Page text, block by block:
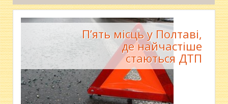
П’ять місць у Полтаві,
де найчастіше
стаються ДТП